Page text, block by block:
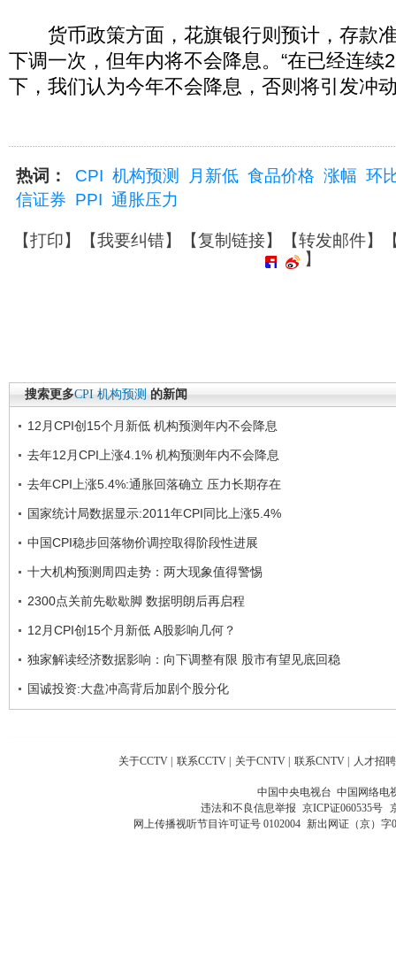
货币政策方面，花旗银行则预计，存款
下调一次，但年内将不会降息。“在已经连续
下，我们认为今年不会降息，否则将引发冲
热词： CPI 机构预测 月新低 食品价格 涨幅 环
信证券 PPI 通胀压力
【打印】【我要纠错】【复制链接】【转发邮件】
】
搜索更多CPI 机构预测 的新闻
12月CPI创15个月新低 机构预测年内不会降息
去年12月CPI上涨4.1% 机构预测年内不会降息
去年CPI上涨5.4%:通胀回落确立 压力长期存在
国家统计局数据显示:2011年CPI同比上涨5.4%
中国CPI稳步回落物价调控取得阶段性进展
十大机构预测周四走势：两大现象值得警惕
2300点关前先歇歇脚 数据明朗后再启程
12月CPI创15个月新低 A股影响几何？
独家解读经济数据影响：向下调整有限 股市有望见底回稳
国诚投资:大盘冲高背后加剧个股分化
关于CCTV | 联系CCTV | 关于CNTV | 联系CNTV | 人才招聘
中国中央电视台 中国网络电
违法和不良信息举报 京ICP证060535号
网上传播视听节目许可证号 0102004 新出网证（京）